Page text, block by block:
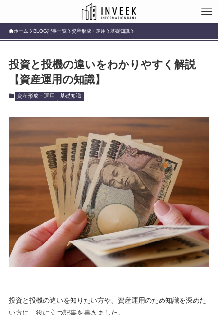
ホーム BLOG記事一覧 資産形成・運用 基礎知識
投資と投機の違いをわかりやすく解説
【資産運用の知識】
資産形成・運用 基礎知識
投資と投機の違いを知りたい方や、資産運用のため知識を深めた
い方に、役に立つ記事を書きました。